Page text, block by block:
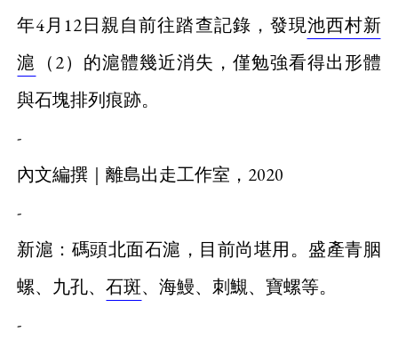
年4月12日親自前往踏查記錄，發現池西村新
滬 （2）的滬體幾近消失，僅勉強看得出形體
與石塊排列痕跡。
-
內文編撰｜離島出走工作室，2020
-
新滬：碼頭北面石滬，目前尚堪用。盛產青胭
螺、九孔、石斑、海鰻、刺䲅、寶螺等。
-